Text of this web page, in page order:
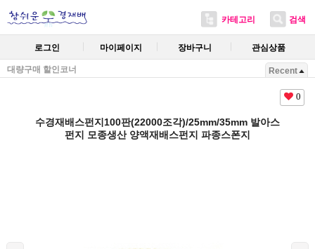
카테고리 검색
로그인 마이페이지 장바구니 관심상품
대량구매 할인코너 Recent
0
수경재배스펀지100판(22000조각)/25mm/35mm 발아스
펀지 모종생산 양액재배스펀지 파종스폰지